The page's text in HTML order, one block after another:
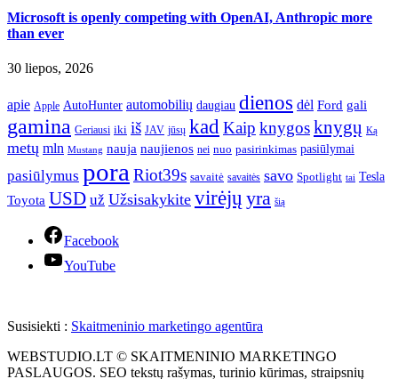
Microsoft is openly competing with OpenAI, Anthropic more
than ever
30 liepos, 2026
apie Apple AutoHunter automobilių daugiau dienos dėl Ford gali
gamina Geriausi iki iš JAV jūsų kadKaip knygosknygų Ką
metų mln Mustang nauja naujienos nei nuo pasirinkimas pasiūlymai
pasiūlymus pora Riot39s savaitė savaitės savo Spotlight tai Tesla
Toyota USD už Užsisakykite virėjų yra šią
Facebook
YouTube
Susisiekti : Skaitmeninio marketingo agentūra
WEBSTUDIO.LT © SKAITMENINIO MARKETINGO
PASLAUGOS. SEO tekstų rašymas, turinio kūrimas, straipsnių